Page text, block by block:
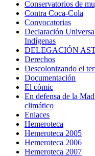
Conservatorios de
Contra Coca-Cola
Convocatorias
Declaración
Indígenas
DELEGACIÓN
Derechos
Descolonizando el
Documentación
El cómic
En defensa de la
climático
Enlaces
Hemeroteca
Hemeroteca 2005
Hemeroteca 2006
Hemeroteca 2007